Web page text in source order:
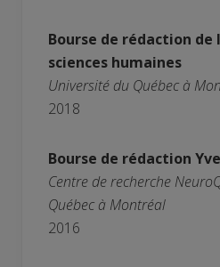
Bourse de rédaction de
sciences humaines
Université du Québec à
2018
Bourse de rédaction
Centre de recherche
Québec à Montréal
2016